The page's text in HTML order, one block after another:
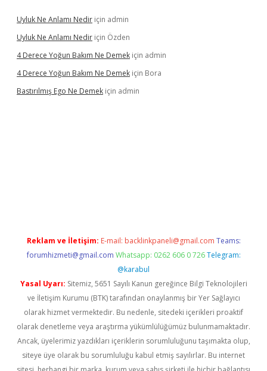
Uyluk Ne Anlamı Nedir için admin
Uyluk Ne Anlamı Nedir için Özden
4 Derece Yoğun Bakım Ne Demek için admin
4 Derece Yoğun Bakım Ne Demek için Bora
Bastırılmış Ego Ne Demek için admin
Reklam ve İletişim: E-mail: backlinkpaneli@gmail.com Teams:
forumhizmeti@gmail.com Whatsapp: 0262 606 0 726 Telegram:
@karabul
Yasal Uyarı: Sitemiz, 5651 Sayılı Kanun gereğince Bilgi Teknolojileri
ve İletişim Kurumu (BTK) tarafından onaylanmış bir Yer Sağlayıcı
olarak hizmet vermektedir. Bu nedenle, sitedeki içerikleri proaktif
olarak denetleme veya araştırma yükümlülüğümüz bulunmamaktadır.
Ancak, üyelerimiz yazdıkları içeriklerin sorumluluğunu taşımakta olup,
siteye üye olarak bu sorumluluğu kabul etmiş sayılırlar. Bu internet